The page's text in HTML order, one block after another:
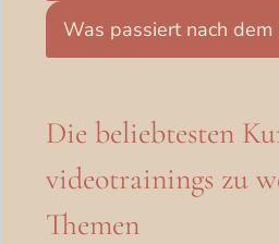
Was passiert nach dem
Die beliebtesten
videotrainings zu
Themen